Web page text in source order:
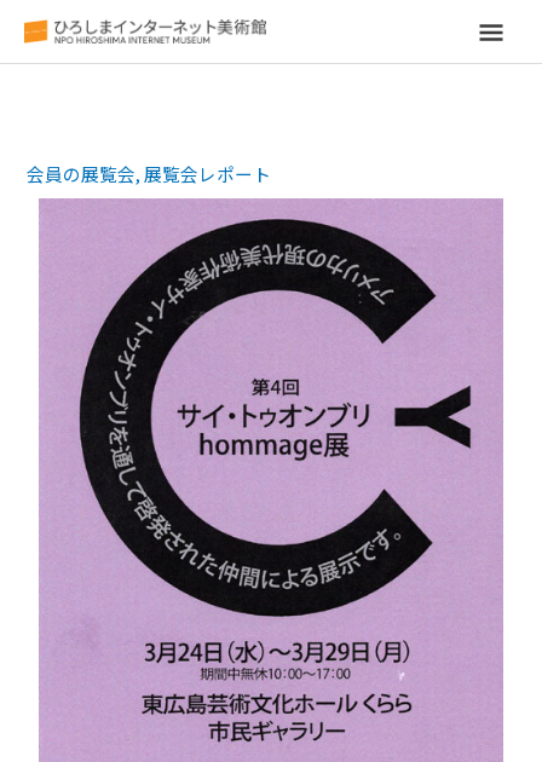
メ
メ
会員の展覧会,展覧会レポート